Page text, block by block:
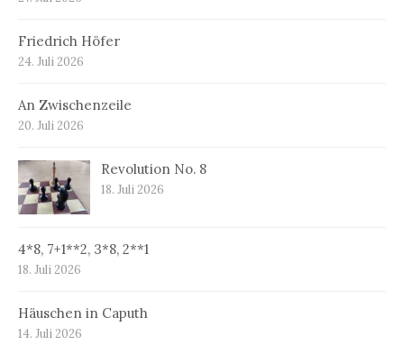
Friedrich Höfer
24. Juli 2026
An Zwischenzeile
20. Juli 2026
Revolution No. 8
18. Juli 2026
4*8, 7+1**2, 3*8, 2**1
18. Juli 2026
Häuschen in Caputh
14. Juli 2026